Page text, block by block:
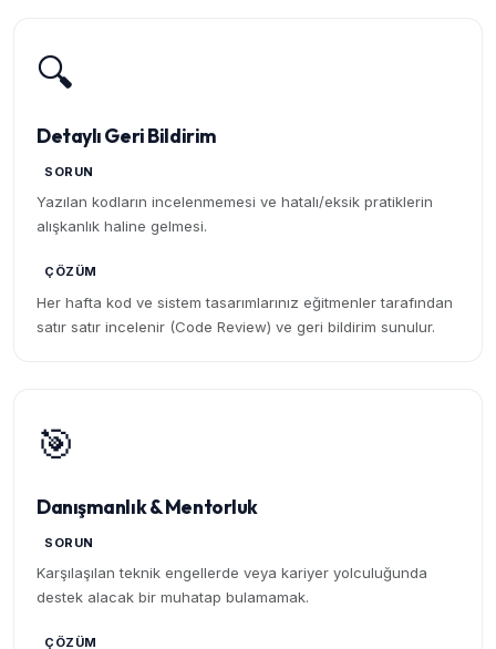
🔍
Detaylı Geri Bildirim
SORUN
Yazılan kodların incelenmemesi ve hatalı/eksik pratiklerin
alışkanlık haline gelmesi.
ÇÖZÜM
Her hafta kod ve sistem tasarımlarınız eğitmenler tarafından
satır satır incelenir (Code Review) ve geri bildirim sunulur.
🎯
Danışmanlık & Mentorluk
SORUN
Karşılaşılan teknik engellerde veya kariyer yolculuğunda
destek alacak bir muhatap bulamamak.
ÇÖZÜM